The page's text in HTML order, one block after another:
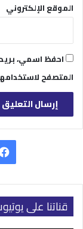
الموقع الإلكتروني
احفظ اسمي،
المتصفح
قناتنا على